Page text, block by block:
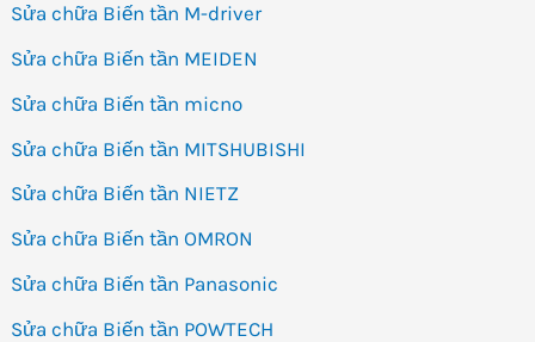
Sửa chữa Biến tần M-driver
Sửa chữa Biến tần MEIDEN
Sửa chữa Biến tần micno
Sửa chữa Biến tần MITSHUBISHI
Sửa chữa Biến tần NIETZ
Sửa chữa Biến tần OMRON
Sửa chữa Biến tần Panasonic
Sửa chữa Biến tần POWTECH